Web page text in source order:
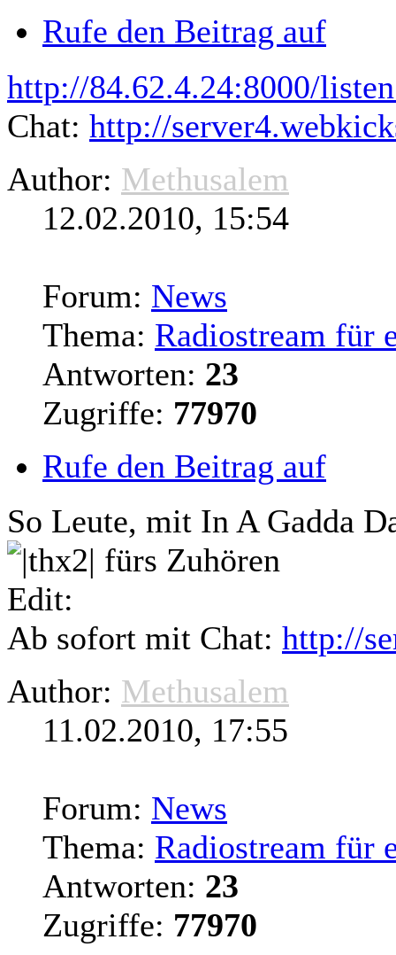
Rufe den Beitrag auf
http://84.62.4.24:8000/
Chat: http://server4
Author: Methusalem
12.02.2010, 15:54
Forum: News
Thema: Radiostream für
Antworten: 23
Zugriffe: 77970
Rufe den Beitrag auf
So Leute, mit In A Gadda
fürs Zuhören
Edit:
Ab sofort mit Chat: http://
Author: Methusalem
11.02.2010, 17:55
Forum: News
Thema: Radiostream für
Antworten: 23
Zugriffe: 77970